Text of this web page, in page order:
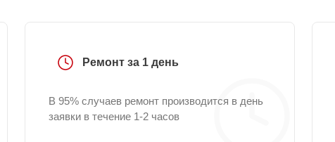
Ремонт за 1 день
В 95% случаев ремонт производится в день
заявки в течение 1-2 часов